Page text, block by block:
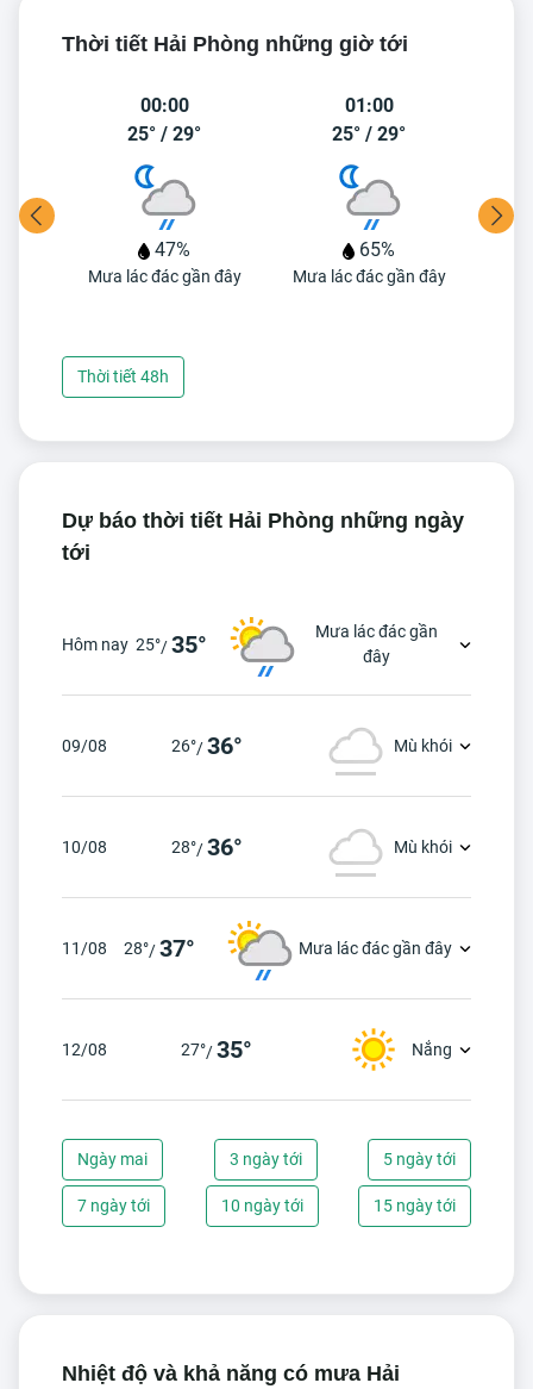
Thời tiết Hải Phòng những giờ tới
00:00
25° / 29°
47%
Mưa lác đác gần đây
01:00
25° / 29°
65%
Mưa lác đác gần đây
Thời tiết 48h
Dự báo thời tiết Hải Phòng những ngày
tới
Hôm nay 25°/35°
Mưa lác đác gần
đây
09/08 26°/36° Mù khói
10/08 28°/36° Mù khói
11/08 28°/37° Mưa lác đác gần đây
12/08 27°/35° Nắng
Ngày mai 3 ngày tới 5 ngày tới
7 ngày tới 10 ngày tới 15 ngày tới
Nhiệt độ và khả năng có mưa Hải